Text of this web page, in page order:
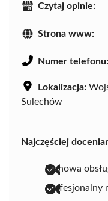
Czytaj opinie:
Strona www:
Numer telefonu:
Lokalizacja:
Sulechów
Najczęściej
fachowa
profesjonalny